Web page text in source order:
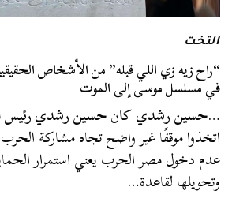
التخت
“راح زيه زي اللي قبله” من الأشخاص
في مسلسل موسى إلى الموت
…حسين رشديكانحسين رشدي رئيس
اتخذوا موقفًا غير واضح تجاه مشاركة الحرب
عدم دخول مصر الحرب يعني استمرار الحماية
وتحويلها لقاعدة…